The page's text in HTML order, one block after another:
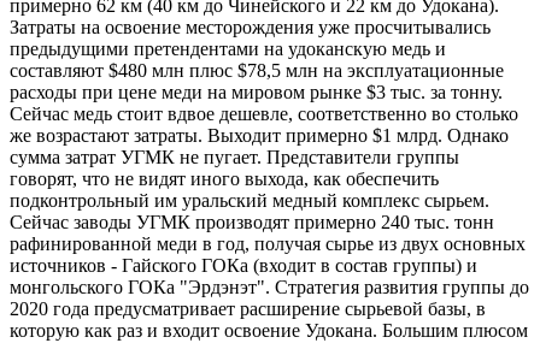
примерно 62 км (40 км до Чинейского и 22 км до Удокана).
Затраты на освоение месторождения уже просчитывались
предыдущими претендентами на удоканскую медь и
составляют $480 млн плюс $78,5 млн на эксплуатационные
расходы при цене меди на мировом рынке $3 тыс. за тонну.
Сейчас медь стоит вдвое дешевле, соответственно во столько
же возрастают затраты. Выходит примерно $1 млрд. Однако
сумма затрат УГМК не пугает. Представители группы
говорят, что не видят иного выхода, как обеспечить
подконтрольный им уральский медный комплекс сырьем.
Сейчас заводы УГМК производят примерно 240 тыс. тонн
рафинированной меди в год, получая сырье из двух основных
источников - Гайского ГОКа (входит в состав группы) и
монгольского ГОКа "Эрдэнэт". Стратегия развития группы до
2020 года предусматривает расширение сырьевой базы, в
которую как раз и входит освоение Удокана. Большим плюсом